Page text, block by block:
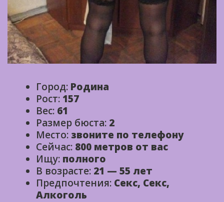
Город: Родина
Рост: 157
Вес: 61
Размер бюста: 2
Место: звоните по телефону
Сейчас: 800 метров от вас
Ищу: полного
В возрасте: 21 — 55 лет
Предпочтения: Секс, Секс,
Алкоголь